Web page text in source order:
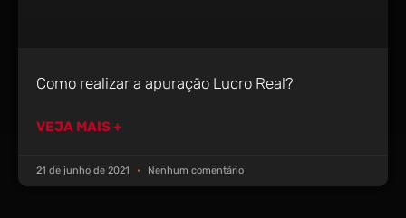
Como realizar a apuração Lucro Real?
VEJA MAIS +
21 de junho de 2021 Nenhum comentário